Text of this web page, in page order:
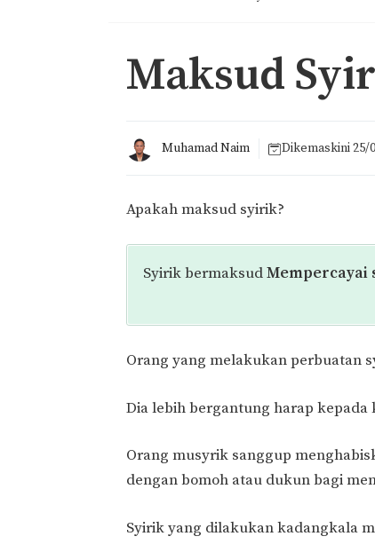
Maksud
Muhamad Naim Dikemaskini25/
Apakah maksud syirik?
Syirik bermaksudMempercayai
Orang yang melakukan perbuatan
Dia lebih bergantung harap
Orang musyrik sanggup
dengan bomoh atau dukun bagi
Syirik yang dilakukan kadangkala